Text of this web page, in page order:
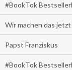
#BookTok
Wir machen das jetzt!
Papst Franziskus
#BookTok